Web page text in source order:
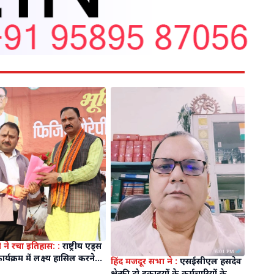
रचा इतिहास: : राष्ट्रीय एड्स
में लक्ष्य हासिल करने
हिंद मजदूर सभा ने :एसईसीएल हसदेव